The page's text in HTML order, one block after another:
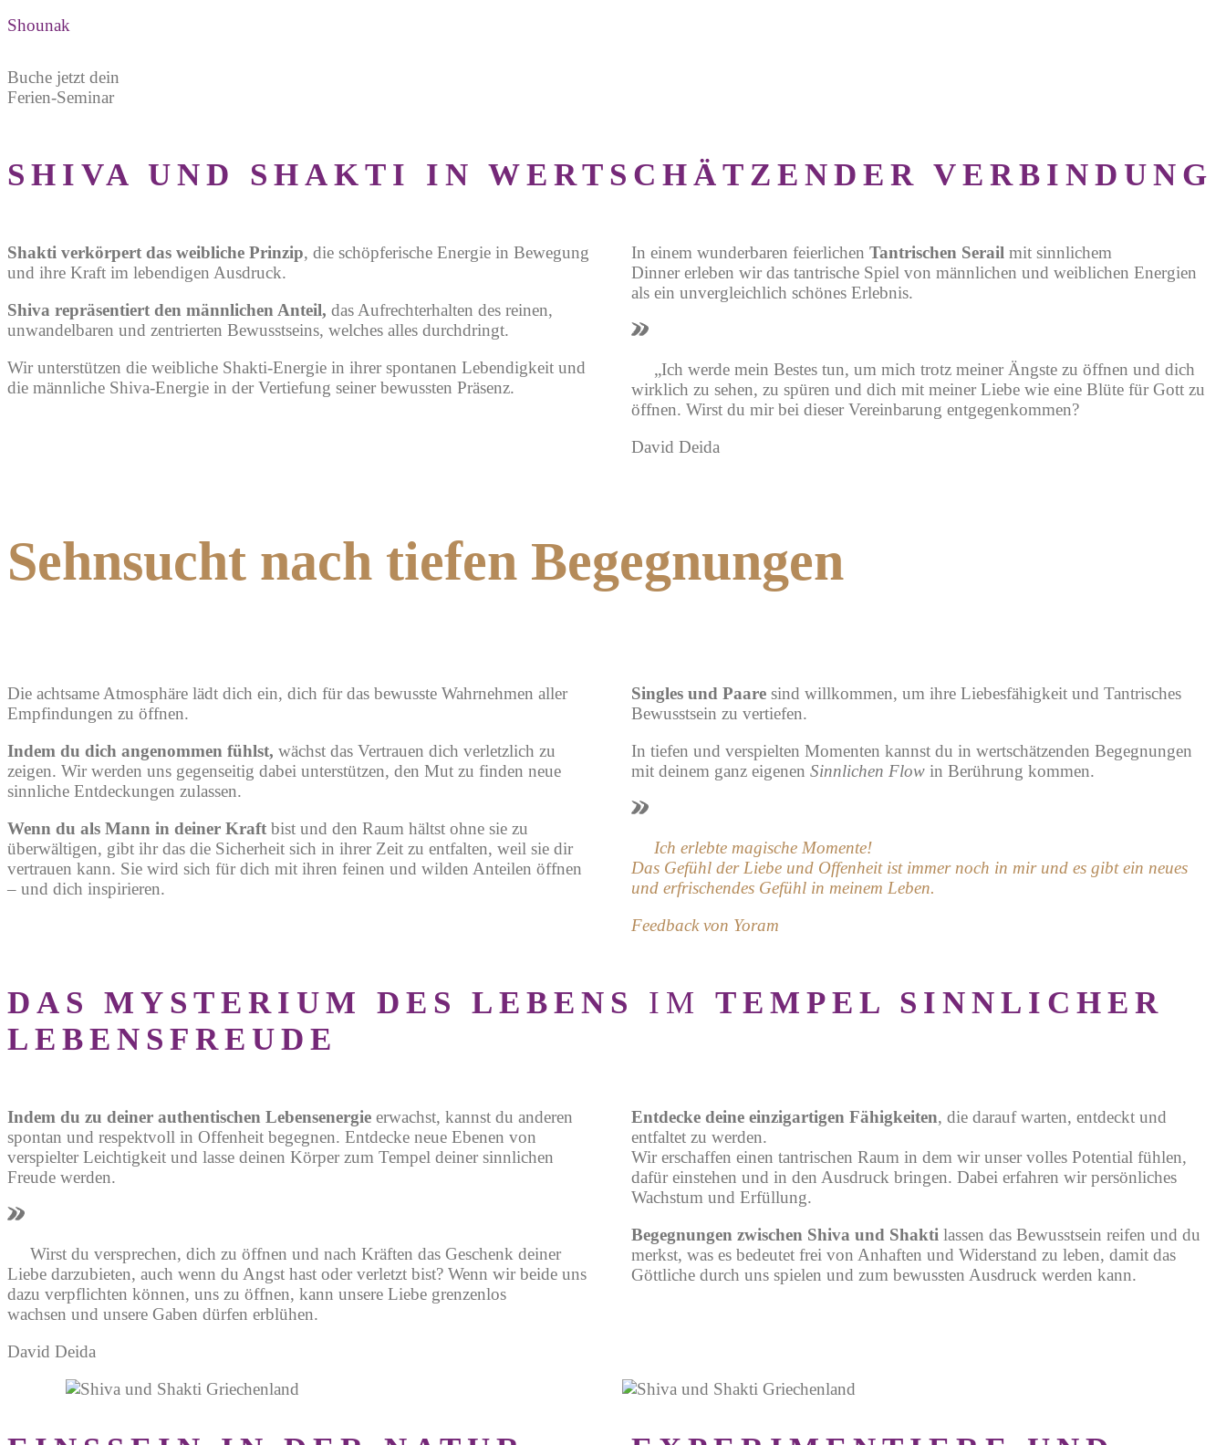
Shounak
Buche jetzt dein
Ferien-Seminar
SHIVA UND SHAKTI IN WERTSCHÄTZENDER VERBINDUNG
Shakti verkörpert das weibliche Prinzip, die schöpferische Energie in Bewegung
und ihre Kraft im lebendigen Ausdruck.
Shiva repräsentiert den männlichen Anteil, das Aufrechterhalten des reinen,
unwandelbaren und zentrierten Bewusstseins, welches alles durchdringt.
Wir unterstützen die weibliche Shakti-Energie in ihrer spontanen Lebendigkeit und
die männliche Shiva-Energie in der Vertiefung seiner bewussten Präsenz.
In einem wunderbaren feierlichen Tantrischen Serail mit sinnlichem
Dinner erleben wir das tantrische Spiel von männlichen und weiblichen Energien
als ein unvergleichlich schönes Erlebnis.
„Ich werde mein Bestes tun, um mich trotz meiner Ängste zu öffnen und dich
wirklich zu sehen, zu spüren und dich mit meiner Liebe wie eine Blüte für Gott zu
öffnen. Wirst du mir bei dieser Vereinbarung entgegenkommen?
David Deida
Sehnsucht nach tiefen Begegnungen
Die achtsame Atmosphäre lädt dich ein, dich für das bewusste Wahrnehmen aller
Empfindungen zu öffnen.
Indem du dich angenommen fühlst, wächst das Vertrauen dich verletzlich zu
zeigen. Wir werden uns gegenseitig dabei unterstützen, den Mut zu finden neue
sinnliche Entdeckungen zulassen.
Wenn du als Mann in deiner Kraft bist und den Raum hältst ohne sie zu
überwältigen, gibt ihr das die Sicherheit sich in ihrer Zeit zu entfalten, weil sie dir
vertrauen kann. Sie wird sich für dich mit ihren feinen und wilden Anteilen öffnen
– und dich inspirieren.
Singles und Paare sind willkommen, um ihre Liebesfähigkeit und Tantrisches
Bewusstsein zu vertiefen.
In tiefen und verspielten Momenten kannst du in wertschätzenden Begegnungen
mit deinem ganz eigenen Sinnlichen Flow in Berührung kommen.
Ich erlebte magische Momente!
Das Gefühl der Liebe und Offenheit ist immer noch in mir und es gibt ein neues
und erfrischendes Gefühl in meinem Leben.
Feedback von Yoram
DAS MYSTERIUM DES LEBENS IM TEMPEL SINNLICHER
LEBENSFREUDE
Indem du zu deiner authentischen Lebensenergie erwachst, kannst du anderen
spontan und respektvoll in Offenheit begegnen. Entdecke neue Ebenen von
verspielter Leichtigkeit und lasse deinen Körper zum Tempel deiner sinnlichen
Freude werden.
Wirst du versprechen, dich zu öffnen und nach Kräften das Geschenk deiner
Liebe darzubieten, auch wenn du Angst hast oder verletzt bist? Wenn wir beide uns
dazu verpflichten können, uns zu öffnen, kann unsere Liebe grenzenlos
wachsen und unsere Gaben dürfen erblühen.
David Deida
Entdecke deine einzigartigen Fähigkeiten, die darauf warten, entdeckt und
entfaltet zu werden.
Wir erschaffen einen tantrischen Raum in dem wir unser volles Potential fühlen,
dafür einstehen und in den Ausdruck bringen. Dabei erfahren wir persönliches
Wachstum und Erfüllung.
Begegnungen zwischen Shiva und Shakti lassen das Bewusstsein reifen und du
merkst, was es bedeutet frei von Anhaften und Widerstand zu leben, damit das
Göttliche durch uns spielen und zum bewussten Ausdruck werden kann.